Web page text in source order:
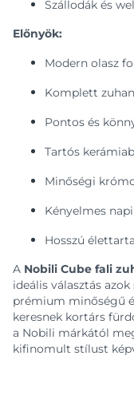
Szállodák és
Előnyök:
Modern olasz
Komplett
Pontos és
Tartós
Minőségi
Kényelmes
Hosszú
A Nobili Cube fali
ideális választás
prémium minőségű
keresnek kortárs
a Nobili márkától
kifinomult stílust